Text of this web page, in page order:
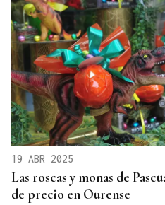
19 ABR 2025
Las roscas y monas de
de precio en Ourense